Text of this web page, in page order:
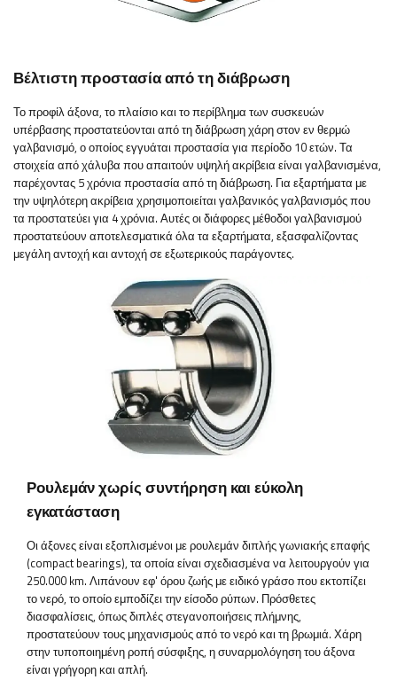
Βέλτιστη προστασία από τη διάβρωση
Το προφίλ άξονα, το πλαίσιο και το περίβλημα των συσκευών
υπέρβασης προστατεύονται από τη διάβρωση χάρη στον εν θερμώ
γαλβανισμό, ο οποίος εγγυάται προστασία για περίοδο 10 ετών. Τα
στοιχεία από χάλυβα που απαιτούν υψηλή ακρίβεια είναι γαλβανισμένα,
παρέχοντας 5 χρόνια προστασία από τη διάβρωση. Για εξαρτήματα με
την υψηλότερη ακρίβεια χρησιμοποιείται γαλβανικός γαλβανισμός που
τα προστατεύει για 4 χρόνια. Αυτές οι διάφορες μέθοδοι γαλβανισμού
προστατεύουν αποτελεσματικά όλα τα εξαρτήματα, εξασφαλίζοντας
μεγάλη αντοχή και αντοχή σε εξωτερικούς παράγοντες.
Ρουλεμάν χωρίς συντήρηση και εύκολη
εγκατάσταση
Οι άξονες είναι εξοπλισμένοι με ρουλεμάν διπλής γωνιακής επαφής
(compact bearings), τα οποία είναι σχεδιασμένα να λειτουργούν για
250.000 km. Λιπάνουν εφ' όρου ζωής με ειδικό γράσο που εκτοπίζει
το νερό, το οποίο εμποδίζει την είσοδο ρύπων. Πρόσθετες
διασφαλίσεις, όπως διπλές στεγανοποιήσεις πλήμνης,
προστατεύουν τους μηχανισμούς από το νερό και τη βρωμιά. Χάρη
στην τυποποιημένη ροπή σύσφιξης, η συναρμολόγηση του άξονα
είναι γρήγορη και απλή.